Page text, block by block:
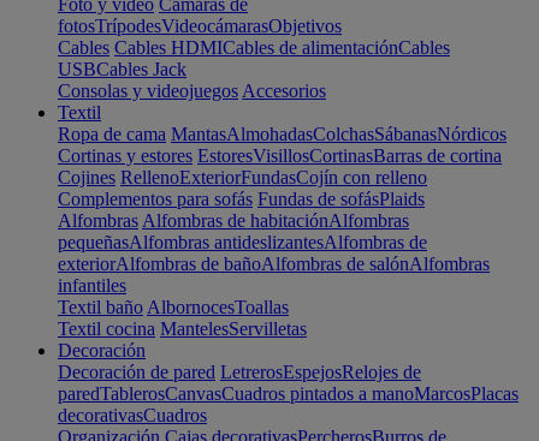
Foto y vídeo Cámaras de
fotosTrípodesVideocámarasObjetivos
Cables Cables HDMICables de alimentaciónCables
USBCables Jack
Consolas y videojuegos Accesorios
Textil
Ropa de cama MantasAlmohadasColchasSábanasNórdicos
Cortinas y estores EstoresVisillosCortinasBarras de cortina
Cojines RellenoExteriorFundasCojín con relleno
Complementos para sofás Fundas de sofásPlaids
Alfombras Alfombras de habitaciónAlfombras
pequeñasAlfombras antideslizantesAlfombras de
exteriorAlfombras de bañoAlfombras de salónAlfombras
infantiles
Textil baño AlbornocesToallas
Textil cocina MantelesServilletas
Decoración
Decoración de pared LetrerosEspejosRelojes de
paredTablerosCanvasCuadros pintados a manoMarcosPlacas
decorativasCuadros
Organización Cajas decorativasPercherosBurros de